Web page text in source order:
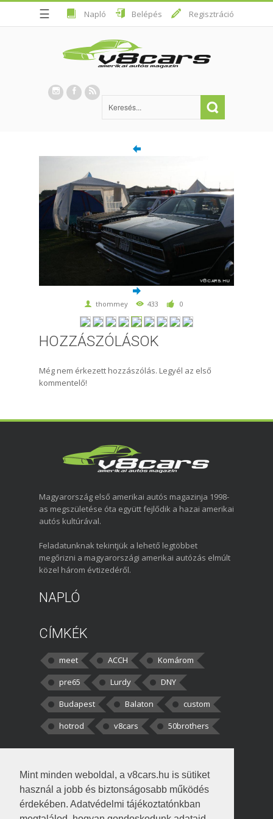
Mint minden weboldal, a v8cars.hu is sütiket
használ a jobb és biztonságosabb működés
érdekében. Adatvédelmi tájékoztatónkban
☰ Napló Belépés Regisztráció
thommey 433 0
HOZZÁSZÓLÁSOK
Még nem érkezett hozzászólás. Legyél az első
kommentelő!
Magyarország első amerikai autós magazinja 1998-
as megszületése óta együtt fejlődik a hazai amerikai
autós kultúrával.
Feladatunknak tekintjük a lehető legtöbbet
megőrizni a magyarországi amerikai autózás elmúlt
közel három évtizedéről.
NAPLÓ
CÍMKÉK
meet ACCH
Komárom
pre65
Lurdy
DNY
Budapest
Balaton
custom
hotrod
v8cars 50brothers
kortisz:Elszúrtam! Én csak két
darabbaal számoltam. Nem tudtam, hogy fél autót,